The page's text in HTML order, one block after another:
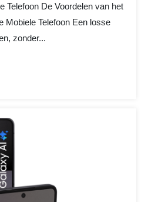
Telefoon De Voordelen van het
Mobiele Telefoon Een losse
zonder...